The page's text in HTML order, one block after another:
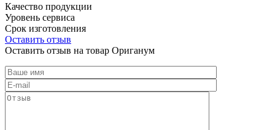
Качество продукции
Уровень сервиса
Срок изготовления
Оставить отзыв
Оставить отзыв на товар Ориганум